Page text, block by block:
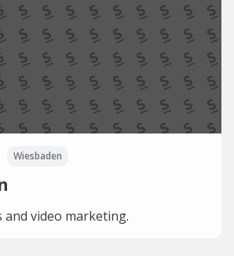
Wiesbaden
and video marketing.